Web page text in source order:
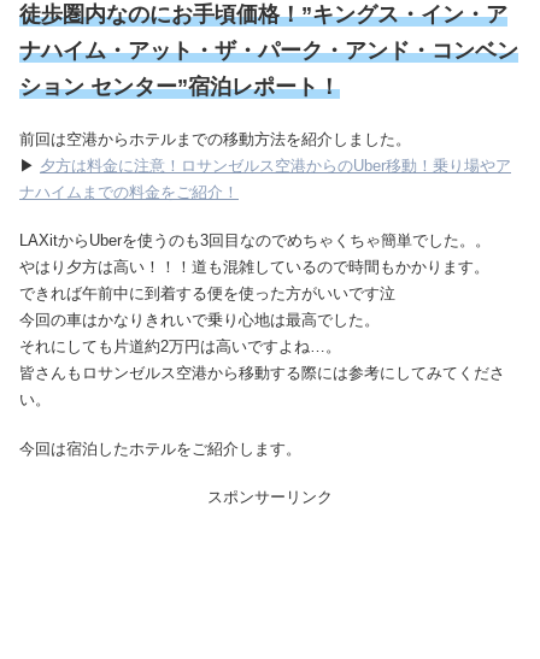
徒歩圏内なのにお手頃価格！”キングス・イン・ア
ナハイム・アット・ザ・パーク・アンド・コンベン
ション センター”宿泊レポート！
前回は空港からホテルまでの移動方法を紹介しました。
▶ 夕方は料金に注意！ロサンゼルス空港からのUber移動！乗り場やア
ナハイムまでの料金をご紹介！
LAXitからUberを使うのも3回目なのでめちゃくちゃ簡単でした。。
やはり夕方は高い！！！道も混雑しているので時間もかかります。
できれば午前中に到着する便を使った方がいいです泣
今回の車はかなりきれいで乗り心地は最高でした。
それにしても片道約2万円は高いですよね…。
皆さんもロサンゼルス空港から移動する際には参考にしてみてくださ
い。
今回は宿泊したホテルをご紹介します。
スポンサーリンク